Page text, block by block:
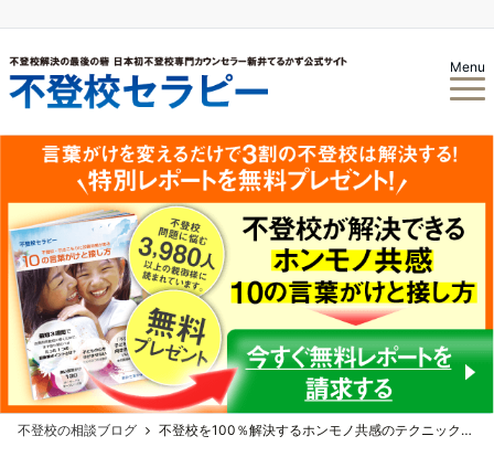
Menu
不登校の相談ブログ 不登校を100％解決するホンモノ共感のテクニックとは？！